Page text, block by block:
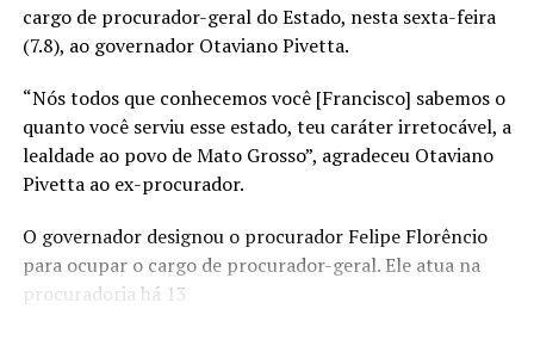
cargo de procurador-geral do Estado, nesta sexta-feira
(7.8), ao governador Otaviano Pivetta.
“Nós todos que conhecemos você [Francisco] sabemos o
quanto você serviu esse estado, teu caráter irretocável, a
lealdade ao povo de Mato Grosso”, agradeceu Otaviano
Pivetta ao ex-procurador.
O governador designou o procurador Felipe Florêncio
para ocupar o cargo de procurador-geral. Ele atua na
procuradoria há 13